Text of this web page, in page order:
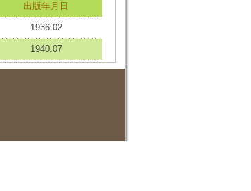
出版年月日
1936.02
1940.07